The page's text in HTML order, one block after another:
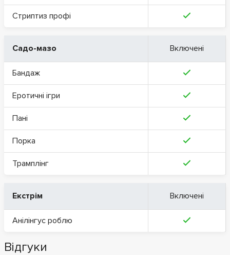
Стриптиз профі
Садо-мазо Включені
Бандаж
Еротичні ігри
Пані
Порка
Трамплінг
Екстрім Включені
Анілінгус роблю
Відгуки